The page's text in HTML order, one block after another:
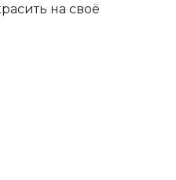
на своё